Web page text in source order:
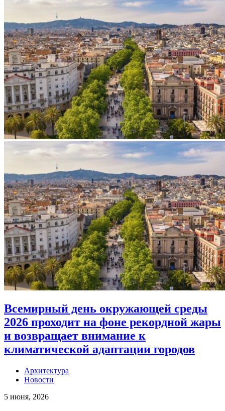
Всемирный день окружающей среды
2026 проходит на фоне рекордной жары
и возвращает внимание к
климатической адаптации городов
Архитектура
Новости
5 июня, 2026